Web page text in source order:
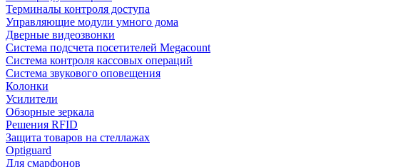
Терминалы контроля доступа
Управляющие модули умного дома
Дверные видеозвонки
Система подсчета посетителей Megacount
Система контроля кассовых операций
Система звукового оповещения
Колонки
Усилители
Обзорные зеркала
Решения RFID
Защита товаров на стеллажах
Optiguard
Для смарфонов